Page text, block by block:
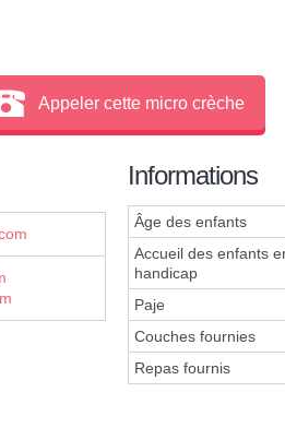
Appeler cette micro crèche
Informations
Âge des enfants
Accueil des enfants
handicap
Paje
Couches fournies
Repas fournis